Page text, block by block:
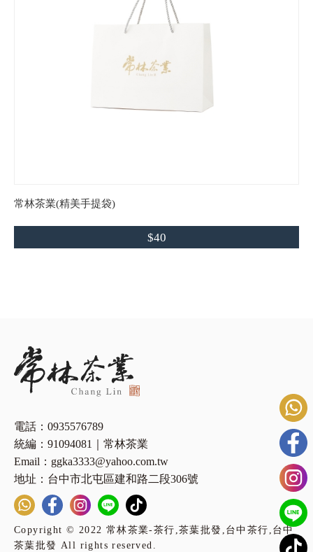
常林茶業(精美手提袋)
$40
電話：0935576789
統編：91094081｜常林茶業
Email：ggka3333@yahoo.com.tw
地址：台中市北屯區建和路二段306號
Copyright © 2022 常林茶業-茶行,茶葉批發,台中茶行,台中
茶葉批發 All rights reserved.